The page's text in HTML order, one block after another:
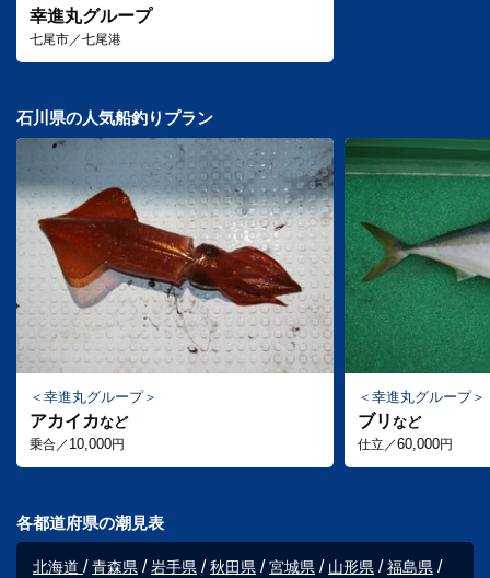
幸進丸グループ
七尾市／七尾港
石川県の人気船釣りプラン
幸進丸グループ
アカイカなど
乗合／ 10,000円
幸進丸グループ
ブリ など
仕立／60,000円
各都道府県の潮見表
北海道 青森県 岩手県 秋田県 宮城県 山形県
福島県